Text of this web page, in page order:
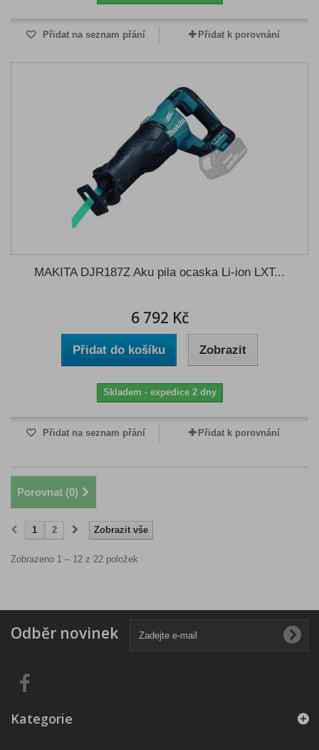
Přidat na seznam přání Přidat k porovnání
MAKITA DJR187Z Aku pila ocaska Li-ion LXT...
6 792 Kč
Přidat do košíku Zobrazit
Skladem - expedice 2 dny
Přidat na seznam přání Přidat k porovnání
Porovnat (0)
Zobrazit vše
1 2
Zobrazeno 1 – 12 z 22 položek
Odběr novinek
Kategorie